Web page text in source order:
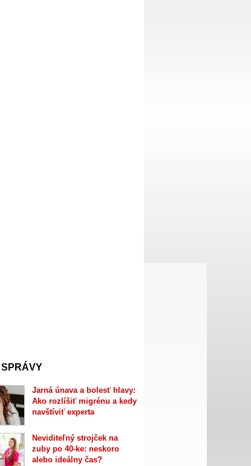
Jarná únava a bolesť hlavy:
Ako rozlíšiť migrénu a kedy
navštíviť experta
Neviditeľný strojček na
zuby po 40-ke: neskoro
alebo ideálny čas?